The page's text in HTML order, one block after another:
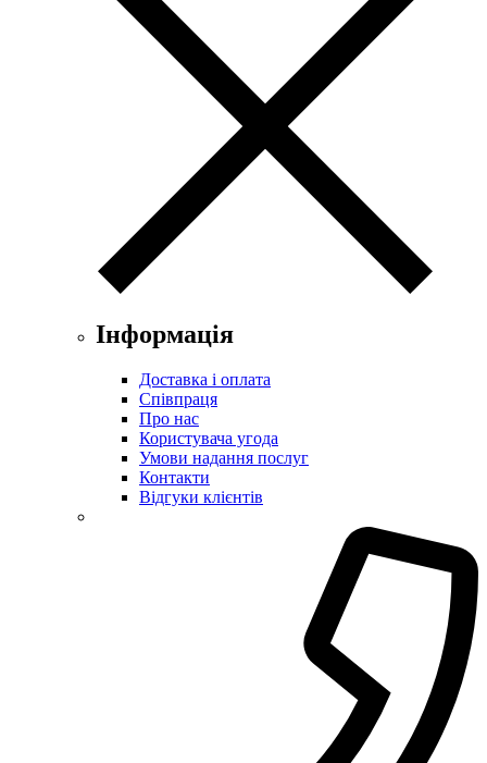
Інформація
Доставка і оплата
Співпраця
Про нас
Користувача угода
Умови надання послуг
Контакти
Відгуки клієнтів